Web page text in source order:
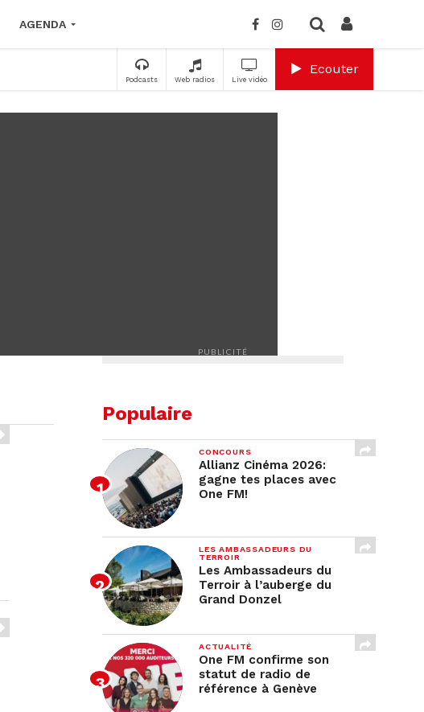
AGENDA
Podcasts Web radios Live vidéo
Ecouter
PUBLICITÉ
Populaire
CONCOURS
Allianz Cinéma 2026:
gagne tes places avec
One FM!
LES AMBASSADEURS DU
TERROIR
Les Ambassadeurs du
Terroir à l’auberge du
Grand Donzel
ACTUALITÉ
One FM confirme son
statut de radio de
référence à Genève